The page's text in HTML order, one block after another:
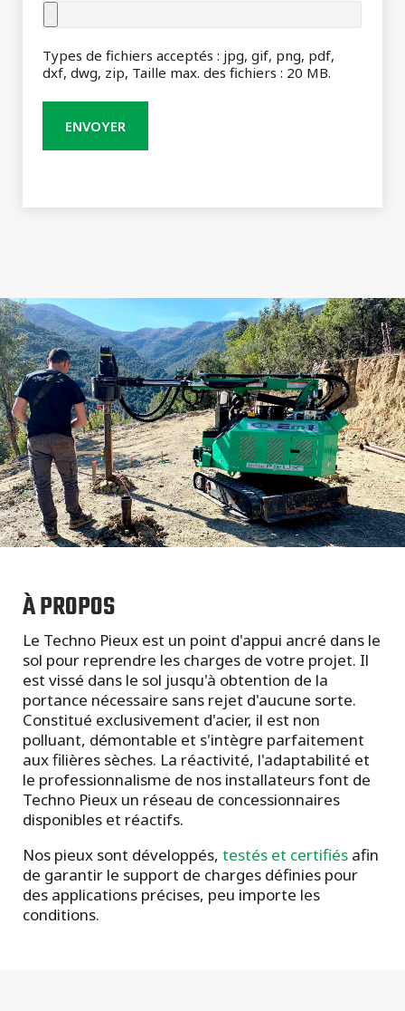
Types de fichiers acceptés : jpg, gif, png, pdf,
dxf, dwg, zip, Taille max. des fichiers : 20 MB.
À PROPOS
Le Techno Pieux est un point d'appui ancré dans le
sol pour reprendre les charges de votre projet. Il
est vissé dans le sol jusqu'à obtention de la
portance nécessaire sans rejet d'aucune sorte.
Constitué exclusivement d'acier, il est non
polluant, démontable et s'intègre parfaitement
aux filières sèches. La réactivité, l'adaptabilité et
le professionnalisme de nos installateurs font de
Techno Pieux un réseau de concessionnaires
disponibles et réactifs.
Nos pieux sont développés, testés et certifiés afin
de garantir le support de charges définies pour
des applications précises, peu importe les
conditions.